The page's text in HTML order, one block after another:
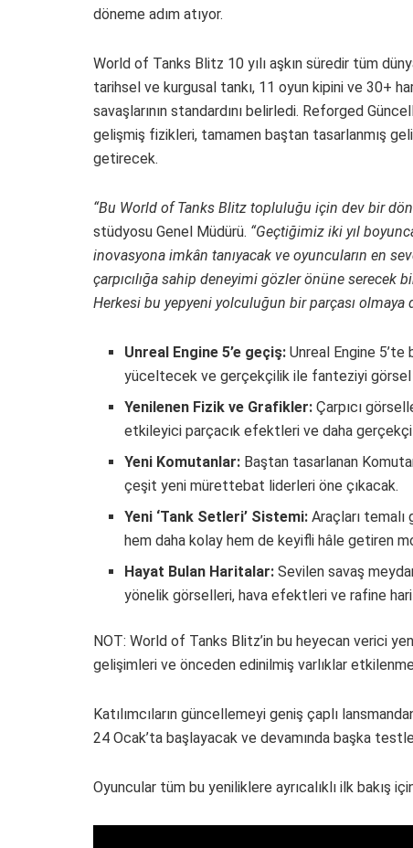
döneme adım atıyor.
World of Tanks Blitz 10 yılı aşkın süredir tüm
tarihsel ve kurgusal tankı, 11 oyun kipini ve 30+
savaşlarının standardını belirledi. Reforged
gelişmiş fizikleri, tamamen baştan tasarlanmış
getirecek.
“Bu World of Tanks Blitz topluluğu için dev bir
stüdyosu Genel Müdürü. “Geçtiğimiz iki yıl
inovasyona imkân tanıyacak ve oyuncuların en
çarpıcılığa sahip deneyimi gözler önüne
Herkesi bu yepyeni yolculuğun bir parçası
Unreal Engine 5’e geçiş: Unreal Engine 5’te
yüceltecek ve gerçekçilik ile fanteziyi görsel
Yenilenen Fizik ve Grafikler: Çarpıcı
etkileyici parçacık efektleri ve daha
Yeni Komutanlar: Baştan tasarlanan
çeşit yeni mürettebat liderleri öne çıkacak.
Yeni ‘Tank Setleri’ Sistemi: Araçları
hem daha kolay hem de keyifli hâle getiren
Hayat Bulan Haritalar: Sevilen savaş
yönelik görselleri, hava efektleri ve rafine
NOT: World of Tanks Blitz’in bu heyecan verici
gelişimleri ve önceden edinilmiş varlıklar
Katılımcıların güncellemeyi geniş çaplı
24 Ocak’ta başlayacak ve devamında başka
Oyuncular tüm bu yeniliklere ayrıcalıklı ilk